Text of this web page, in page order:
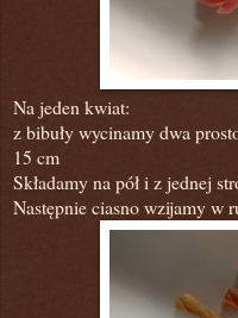
Na jeden kwiat:
z bibuły wycinamy dwa
15 cm
Składamy na pół i z jednej
Następnie ciasno wzijamy w